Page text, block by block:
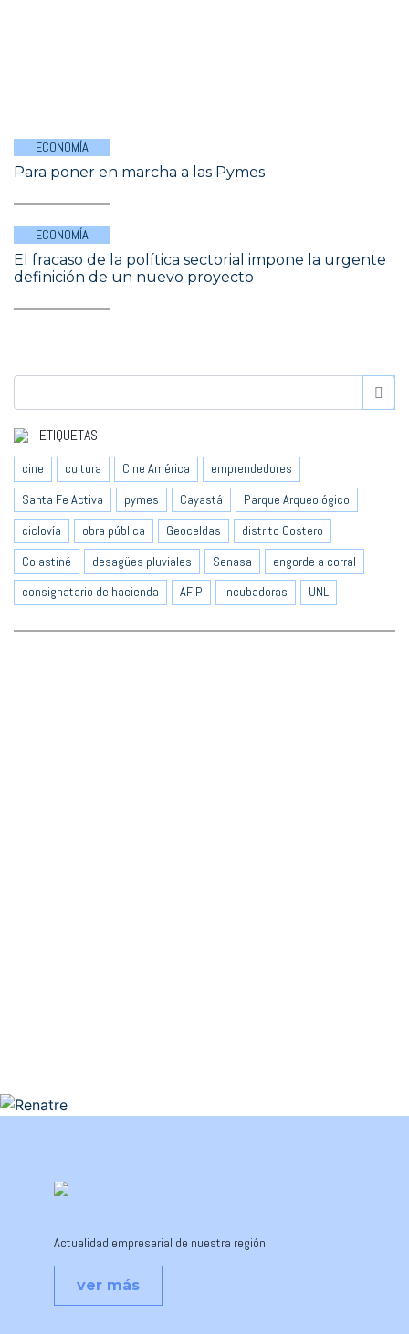
ECONOMÍA
Para poner en marcha a las Pymes
ECONOMÍA
El fracaso de la política sectorial impone la urgente
definición de un nuevo proyecto
ETIQUETAS
cine cultura Cine América
emprendedores
Santa Fe Activa
pymes Cayastá
Parque Arqueológico
ciclovía
obra pública Geoceldas
distrito Costero
Colastiné
desagües pluviales Senasa
engorde a corral
consignatario de hacienda
AFIP incubadoras UNL
Actualidad empresarial de nuestra región.
ver más